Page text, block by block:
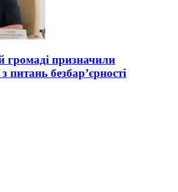
громаді призначили
питань безбар’єрності